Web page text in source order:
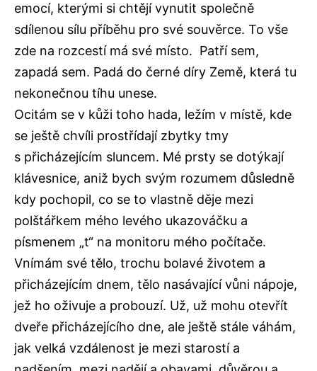
emocí, kterými si chtějí vynutit společně
sdílenou sílu příběhu pro své souvěrce. To vše
zde na rozcestí má své místo. Patří sem,
zapadá sem. Padá do černé díry Země, která tu
nekonečnou tíhu unese.
Ocitám se v kůži toho hada, ležím v místě, kde
se ještě chvíli prostřídají zbytky tmy
s přicházejícím sluncem. Mé prsty se dotýkají
klávesnice, aniž bych svým rozumem důsledně
kdy pochopil, co se to vlastně děje mezi
polštářkem mého levého ukazováčku a
písmenem „t“ na monitoru mého počítače.
Vnímám své tělo, trochu bolavé životem a
přicházejícím dnem, tělo nasávající vůni nápoje,
jež ho oživuje a probouzí. Už, už mohu otevřít
dveře přicházejícího dne, ale ještě stále váhám,
jak velká vzdálenost je mezi starostí a